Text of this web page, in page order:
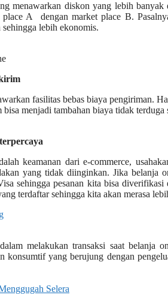
menawarkan diskon yang lebih
A dengan market place B.
lebih ekonomis.
fasilitas bebas biaya pengiriman.
menjadi tambahan biaya tidak
keamanan dari e-commerce,
yang tidak diinginkan. Jika belanja
sehingga pesanan kita bisa
terdaftar sehingga kita akan merasa
melakukan transaksi saat
konsumtif yang berujung dengan
Selera